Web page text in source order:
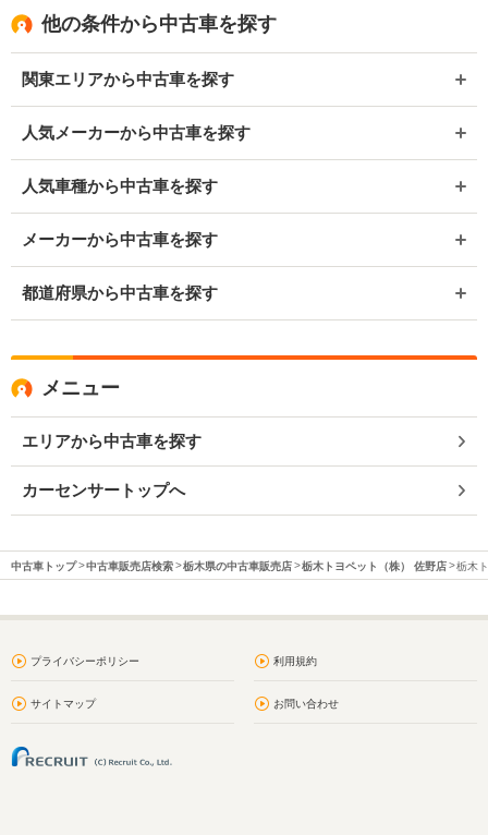
他の条件から中古車を探す
関東エリアから中古車を探す
人気メーカーから中古車を探す
人気車種から中古車を探す
メーカーから中古車を探す
都道府県から中古車を探す
メニュー
エリアから中古車を探す
カーセンサートップへ
中古車トップ 中古車販売店検索 栃木県の中古車販売店 栃木トヨペット（株） 佐野店 栃木
プライバシーポリシー 利用規約
サイトマップ お問い合わせ